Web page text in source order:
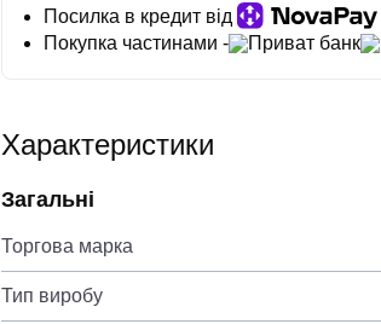
Посилка в кредит від
Покупка частинами -
Приват банк
Характеристики
Загальні
Торгова марка
Тип виробу